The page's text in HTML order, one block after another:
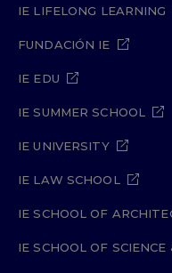
IE LIFELONG LEARNING
FUNDACIÓN IE
IE EDU
IE SUMMER SCHOOL
IE UNIVERSITY
IE LAW SCHOOL
IE SCHOOL OF
IE SCHOOL OF